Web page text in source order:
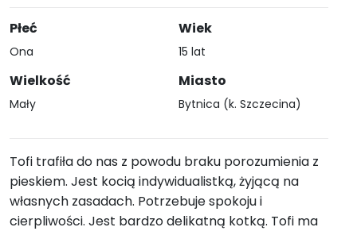
Płeć
Ona
Wielkość
Mały
Wiek
15 lat
Miasto
Bytnica (k. Szczecina)
Tofi trafiła do nas z powodu braku porozumienia z
pieskiem. Jest kocią indywidualistką, żyjącą na
własnych zasadach. Potrzebuje spokoju i
cierpliwości. Jest bardzo delikatną kotką. Tofi ma